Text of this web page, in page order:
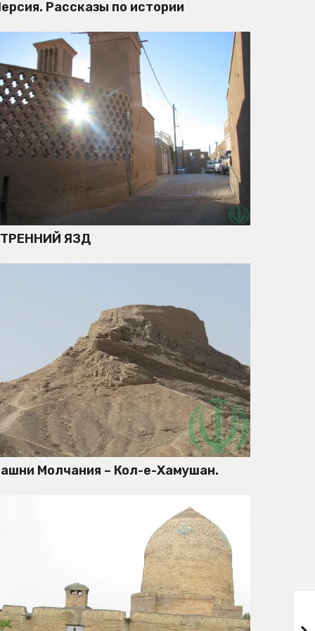
Рассказы по истории
ЯЗД
Молчания – Кол-е-Хамушан.